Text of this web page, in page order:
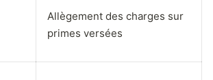
Allègement des charges sur
primes versées